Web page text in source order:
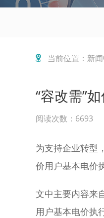
当前位置：新
“容改需”
阅读次数：6693
为支持企业转型
价用户基本电价
文中主要内容来
用户基本电价执